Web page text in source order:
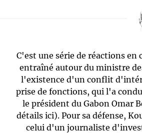
Le médiateur
C'est une série de réactions en
entraîné autour du ministre
l'existence d'un conflit
prise de fonctions, qui l'a
le président du Gabon Omar
détails ici). Pour sa défense,
celui d'un journaliste